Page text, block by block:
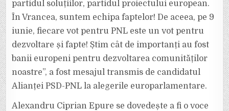
ALEXANDRU
CIPRIAN
VORBEȘTE
UN
VOT
CARE
ECHIVALEAZĂ
CU
DEZVOLTAREA
partidul soluțiilor, partidul proiectului european.
În Vrancea, suntem echipa faptelor! De aceea, pe 9
iunie, fiecare vot pentru PNL este un vot pentru
dezvoltare și fapte! Știm cât de importanți au fost
banii europeni pentru dezvoltarea comunităților
noastre”, a fost mesajul transmis de candidatul
Alianței PSD-PNL la alegerile europarlamentare.
Alexandru Ciprian Epure se dovedește a fi o voce